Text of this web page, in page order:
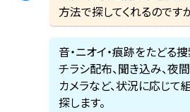
方法で探してくれるのです
音・ニオイ・痕跡をたどる捜
チラシ配布、聞き込み、夜
カメラなど、状況に応じて
探します。